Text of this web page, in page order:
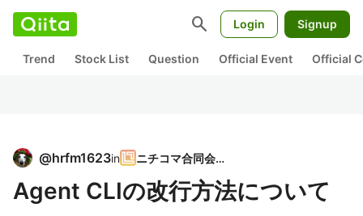
search Login Signup
Trend Stock List Question Official Event Official
@hrfm1623in ニチコマ合同会社
Agent CLIの改行方法について